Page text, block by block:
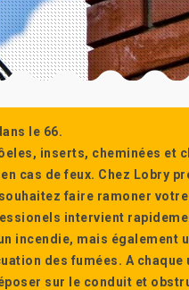
le 66.
inserts, cheminées et
cas de feux. Chez Lobry
faire ramoner votre
intervient
incendie, mais également
des fumées. A
sur le conduit et